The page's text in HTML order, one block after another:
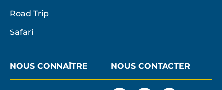
Road Trip
Safari
NOUS CONNAÎTRE NOUS CONTACTER